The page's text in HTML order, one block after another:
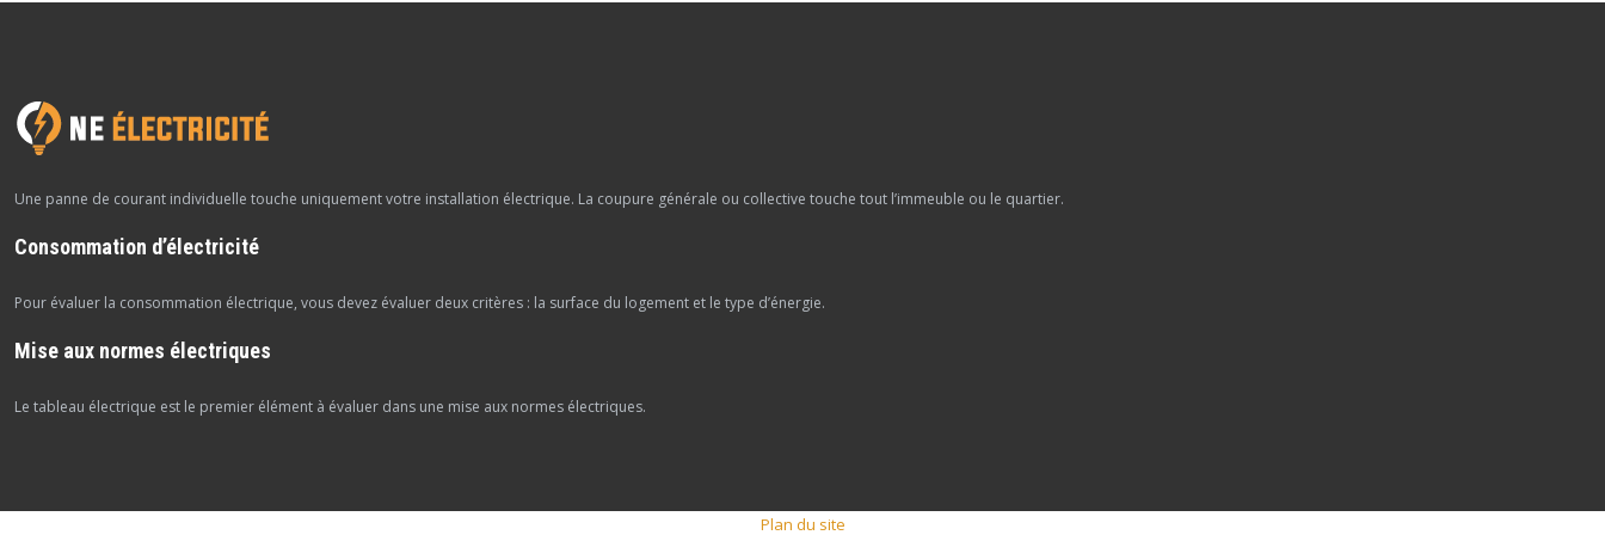
Une panne de courant individuelle touche uniquement votre installation électrique. La coupure générale ou collective touche tout l’immeuble ou le quartier.
Consommation d’électricité
Pour évaluer la consommation électrique, vous devez évaluer deux critères : la surface du logement et le type d’énergie.
Mise aux normes électriques
Le tableau électrique est le premier élément à évaluer dans une mise aux normes électriques.
Plan du site